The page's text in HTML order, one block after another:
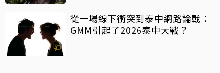
從一場線下衝突到泰中網路論戰：
GMM引起了2026泰中大戰？